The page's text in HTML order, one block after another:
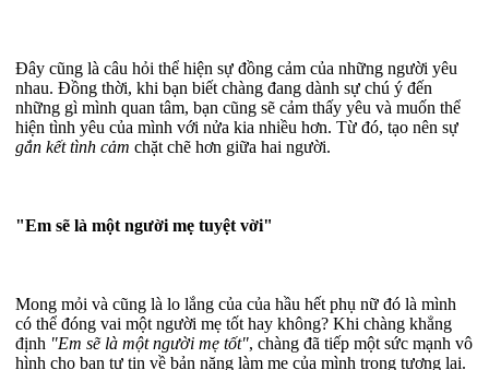
Đây cũng là câu hỏi thể hiện sự đồng cảm của những người yêu
nhau. Đồng thời, khi bạn biết chàng đang dành sự chú ý đến
những gì mình quan tâm, bạn cũng sẽ cảm thấy yêu và muốn thể
hiện tình yêu của mình với nửa kia nhiều hơn. Từ đó, tạo nên sự
gắn kết tình cảm chặt chẽ hơn giữa hai người.
"Em sẽ là một người mẹ tuyệt vời"
Mong mỏi và cũng là lo lắng của của hầu hết phụ nữ đó là mình
có thể đóng vai một người mẹ tốt hay không? Khi chàng khẳng
định "Em sẽ là một người mẹ tốt", chàng đã tiếp một sức mạnh vô
hình cho bạn tự tin về bản năng làm mẹ của mình trong tương lai.